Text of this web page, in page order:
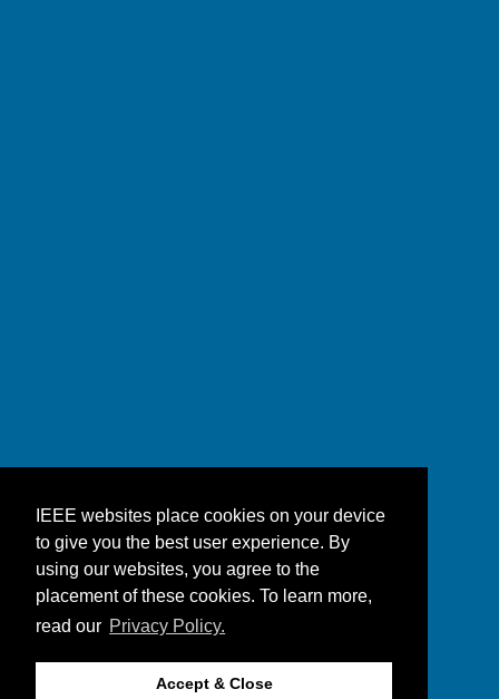
IEEE websites place cookies on your device
to give you the best user experience. By
using our websites, you agree to the
placement of these cookies. To learn more,
read our Privacy Policy.
Accept & Close